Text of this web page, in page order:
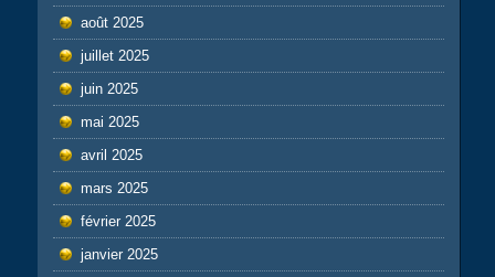
août 2025
juillet 2025
juin 2025
mai 2025
avril 2025
mars 2025
février 2025
janvier 2025